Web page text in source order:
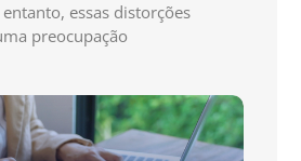
essas distorções
preocupação